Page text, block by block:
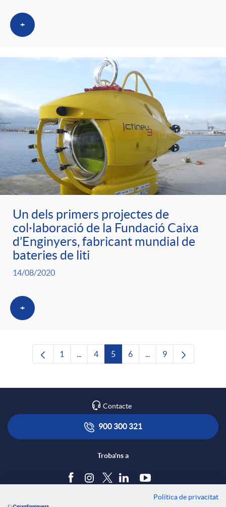
+
Un dels primers projectes de
col·laboració de la Fundació Caixa
d’Enginyers, fabricant mundial de
bateries de liti
14/08/2020
+
Pàgina
1 ...Pàgines intermèdies Utilitzeu TAB per
Pàgina
4 Pàgina
5 Pàgina
6 ...Pàgines intermèdies
Pàgina
9
Contacte
900 300 321
Troba'ns a
Política de privacitat